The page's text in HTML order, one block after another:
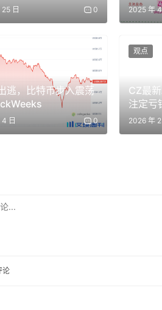
计算，伊朗每年将获得超过 77 亿
金来源。而要求优先以里亚尔支付
，赛义迪说，方案已提交伊朗伊斯
行审议。该方案也可能通过最高国
径，也便于根据局势发展进行调整。
为，从实操角度看，在通航量巨大
本，对多国经济产生广泛影响。包
日 0 2025 年
逃，比特币步入震荡
日 0
CZ最
注定亏
赢
2026 年 2
观点
...
论